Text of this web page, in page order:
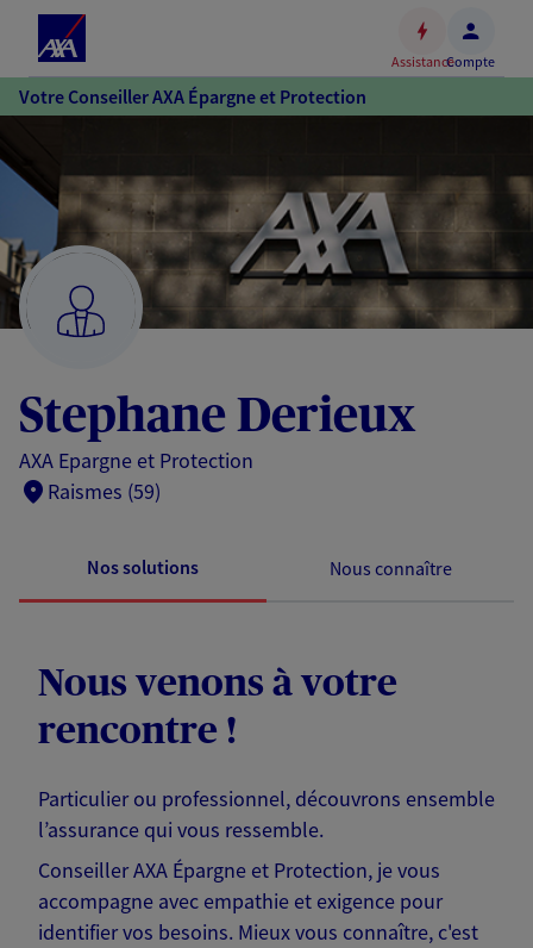
Accéder
au
Accéder
au
pied
de
page
AssistanceCompte
Votre Conseiller AXA Épargne et Protection
Stephane Derieux
AXA Epargne et Protection
Raismes (59)
Nos solutions Nous connaître
Nous venons à votre
rencontre !
Particulier ou professionnel, découvrons ensemble
l’assurance qui vous ressemble.
Conseiller AXA Épargne et Protection, je vous
accompagne avec empathie et exigence pour
identifier vos besoins. Mieux vous connaître, c'est